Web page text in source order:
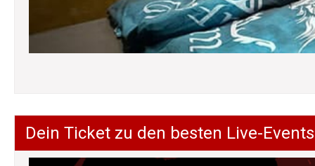
Dein Ticket zu den besten Live-Events